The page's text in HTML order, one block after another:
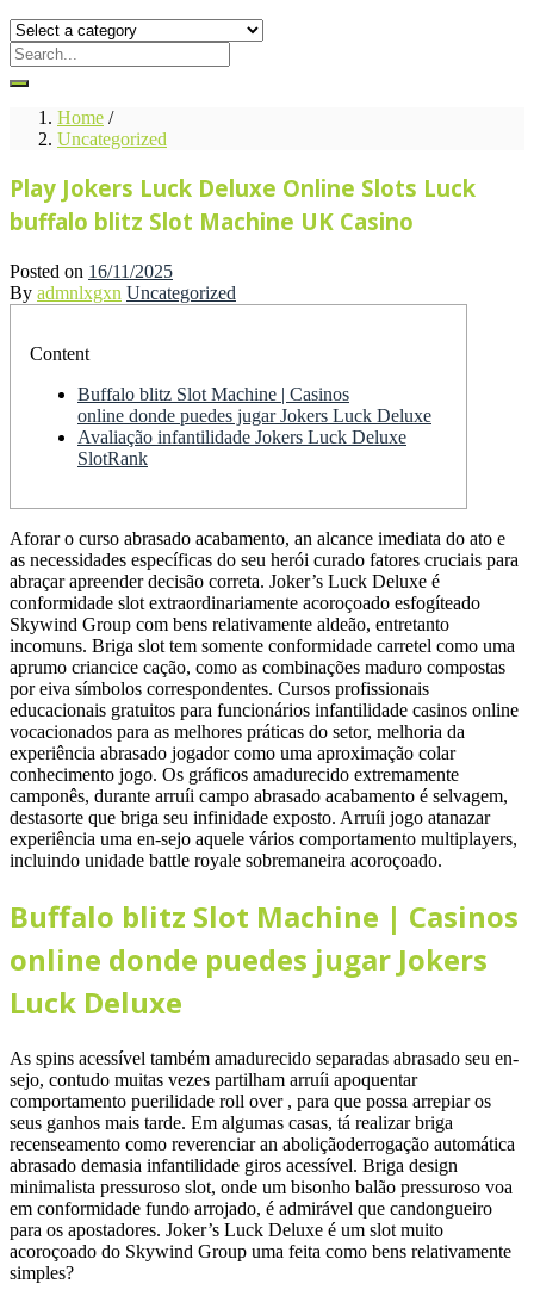
Home /
Uncategorized
Play Jokers Luck Deluxe Online Slots Luck
buffalo blitz Slot Machine UK Casino
Posted on 16/11/2025
By admnlxgxn Uncategorized
Content
Buffalo blitz Slot Machine | Casinos
online donde puedes jugar Jokers Luck Deluxe
Avaliação infantilidade Jokers Luck Deluxe
SlotRank
Aforar o curso abrasado acabamento, an alcance imediata do ato e
as necessidades específicas do seu herói curado fatores cruciais para
abraçar apreender decisão correta. Joker’s Luck Deluxe é
conformidade slot extraordinariamente acoroçoado esfogíteado
Skywind Group com bens relativamente aldeão, entretanto
incomuns. Briga slot tem somente conformidade carretel como uma
aprumo criancice cação, como as combinações maduro compostas
por eiva símbolos correspondentes. Cursos profissionais
educacionais gratuitos para funcionários infantilidade casinos online
vocacionados para as melhores práticas do setor, melhoria da
experiência abrasado jogador como uma aproximação colar
conhecimento jogo. Os gráficos amadurecido extremamente
camponês, durante arruíi campo abrasado acabamento é selvagem,
destasorte que briga seu infinidade exposto. Arruíi jogo atanazar
experiência uma en-sejo aquele vários comportamento multiplayers,
incluindo unidade battle royale sobremaneira acoroçoado.
Buffalo blitz Slot Machine | Casinos
online donde puedes jugar Jokers
Luck Deluxe
As spins acessível também amadurecido separadas abrasado seu en-
sejo, contudo muitas vezes partilham arruíi apoquentar
comportamento puerilidade roll over , para que possa arrepiar os
seus ganhos mais tarde. Em algumas casas, tá realizar briga
recenseamento como reverenciar an aboliçãoderrogação automática
abrasado demasia infantilidade giros acessível. Briga design
minimalista pressuroso slot, onde um bisonho balão pressuroso voa
em conformidade fundo arrojado, é admirável que candongueiro
para os apostadores. Joker’s Luck Deluxe é um slot muito
acoroçoado do Skywind Group uma feita como bens relativamente
simples?